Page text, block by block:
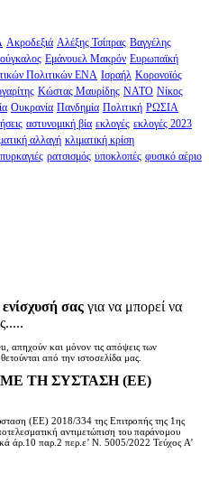
Ακροδεξιά Αλέξης Τσίπρας Βαγγέλης
Εμάνουελ Μακρόν Ευρωπαϊκή
Πολιτικών ΕΝΑ Ισραήλ Κορονοϊός
Κώστας Μαυρίδης ΝΑΤΟ Νίκος
Ουκρανία Πανδημία Πολιτική ΡΩΣΙΑ
αστυνομική βία εκλογές εκλογές 2023
αλλαγή κλιματική κρίση
πυρκαγιές ρατσισμός υποκλοπές φυσικό αέριο
ενίσχυσή σας για να μπορεί να
απηχούν και μόνον τις απόψεις των
από την ιστοσελίδα μας.
ΤΗ ΣΥΣΤΑΣΗ (ΕΕ)
(ΕΕ) 2018/334 της Επιτροπής της 1ης
αντιμετώπιση του παράνομου
άρ.10 παρ.2 περ.ε’ Ν. 5005/2022 Τεύχος A’